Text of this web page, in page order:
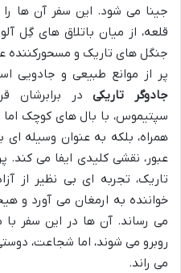
جینا می شود. این سفر آن ها
قلعه، از میان باتلاق های گِل
جنگل های تاریک و مسحورکننده
پر از موانع طبیعی و جادویی
جادوگر تاریکیدر برابرشان
سپتیموس، با بال های کوچک
همراه، بلکه به عنوان وسیله ای
عبور، نقشی کلیدی ایفا می کند.
تاریک، تجربه ای بی نظیر از
خواننده به ارمغان می آورد و
می رساند. آن ها در این سفر
روبرو می شوند، اما شجاعت،
می راند.